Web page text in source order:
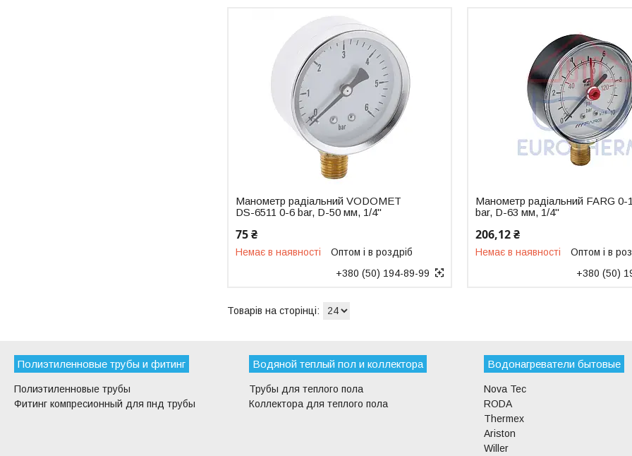
Манометр радіальний VODOMET
DS-6511 0-6 bar, D-50 мм, 1/4"
75 ₴
Немає в наявності
Оптом і в роздріб
+380 (50) 194-89-99
Манометр радіальний FARG 0-
bar, D-63 мм, 1/4"
206,12 ₴
Немає в наявності
Оптом і в
+380 (50)
Полиэтиленновые трубы и фитинг
Полиэтиленновые трубы
Фитинг компресионный для пнд трубы
Водяной теплый пол и коллектора
Трубы для теплого пола
Коллектора для теплого пола
Водонагреватели бытовые
Nova Tec
RODA
Thermex
Ariston
Willer